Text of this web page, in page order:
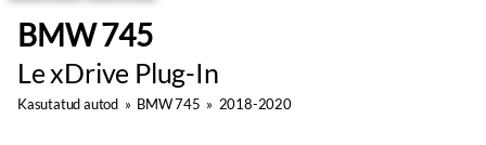
BMW 745
Le xDrive Plug-In
Kasutatud autod » BMW 745 » 2018-2020